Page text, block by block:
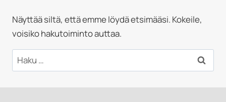
Näyttää siltä, että emme löydä etsimääsi. Kokeile,
voisiko hakutoiminto auttaa.
Haku: